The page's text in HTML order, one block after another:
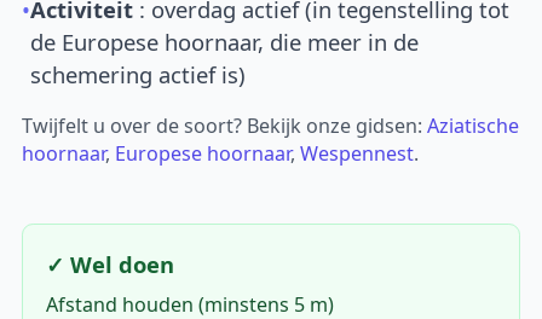
•Activiteit : overdag actief (in tegenstelling tot
de Europese hoornaar, die meer in de
schemering actief is)
Twijfelt u over de soort? Bekijk onze gidsen:Aziatische
hoornaar, Europese hoornaar,Wespennest.
✓ Wel doen
Afstand houden (minstens 5 m)